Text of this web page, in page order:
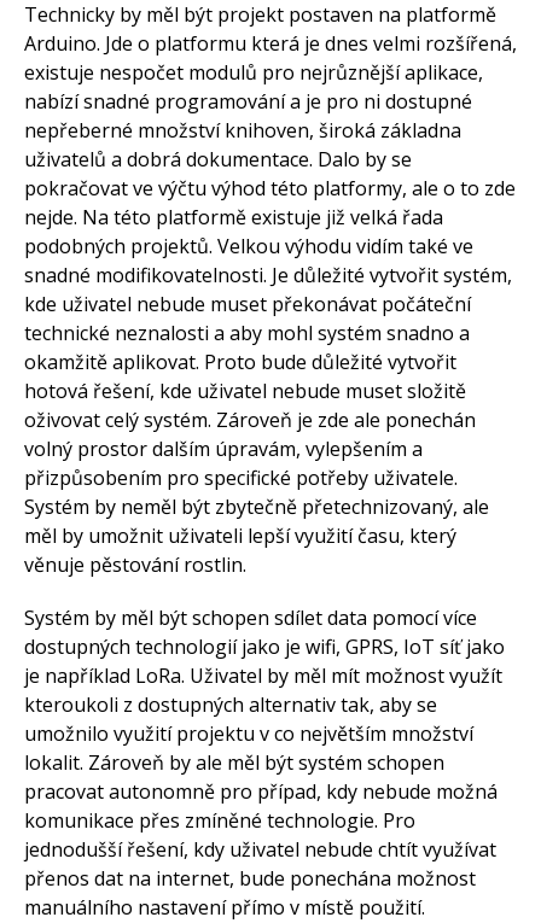
Technicky by měl být projekt postaven na platformě
Arduino. Jde o platformu která je dnes velmi rozšířená,
existuje nespočet modulů pro nejrůznější aplikace,
nabízí snadné programování a je pro ni dostupné
nepřeberné množství knihoven, široká základna
uživatelů a dobrá dokumentace. Dalo by se
pokračovat ve výčtu výhod této platformy, ale o to zde
nejde. Na této platformě existuje již velká řada
podobných projektů. Velkou výhodu vidím také ve
snadné modifikovatelnosti. Je důležité vytvořit systém,
kde uživatel nebude muset překonávat počáteční
technické neznalosti a aby mohl systém snadno a
okamžitě aplikovat. Proto bude důležité vytvořit
hotová řešení, kde uživatel nebude muset složitě
oživovat celý systém. Zároveň je zde ale ponechán
volný prostor dalším úpravám, vylepšením a
přizpůsobením pro specifické potřeby uživatele.
Systém by neměl být zbytečně přetechnizovaný, ale
měl by umožnit uživateli lepší využití času, který
věnuje pěstování rostlin.
Systém by měl být schopen sdílet data pomocí více
dostupných technologií jako je wifi, GPRS, IoT síť jako
je například LoRa. Uživatel by měl mít možnost využít
kteroukoli z dostupných alternativ tak, aby se
umožnilo využití projektu v co největším množství
lokalit. Zároveň by ale měl být systém schopen
pracovat autonomně pro případ, kdy nebude možná
komunikace přes zmíněné technologie. Pro
jednodušší řešení, kdy uživatel nebude chtít využívat
přenos dat na internet, bude ponechána možnost
manuálního nastavení přímo v místě použití.